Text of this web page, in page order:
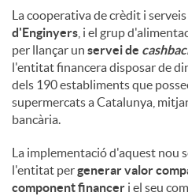
La cooperativa de crèdit i
d'Enginyers , i el grup
per llançar un servei de
l'entitat financera disposar de
dels 190 establiments que
supermercats a Catalunya,
bancària.
La implementació d'aquest nou
l'entitat pergenerar valor
component financer i el seu